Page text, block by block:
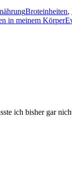
Broteinheiten,
in meinem Körper
ich bisher gar